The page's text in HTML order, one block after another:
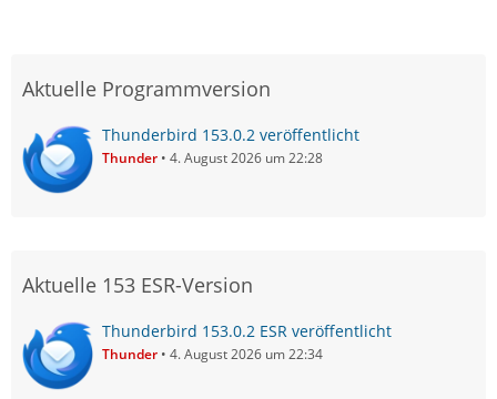
Aktuelle Programmversion
Thunderbird 153.0.2 veröffentlicht
Thunder 4. August 2026 um 22:28
Aktuelle 153 ESR-Version
Thunderbird 153.0.2 ESR veröffentlicht
Thunder 4. August 2026 um 22:34